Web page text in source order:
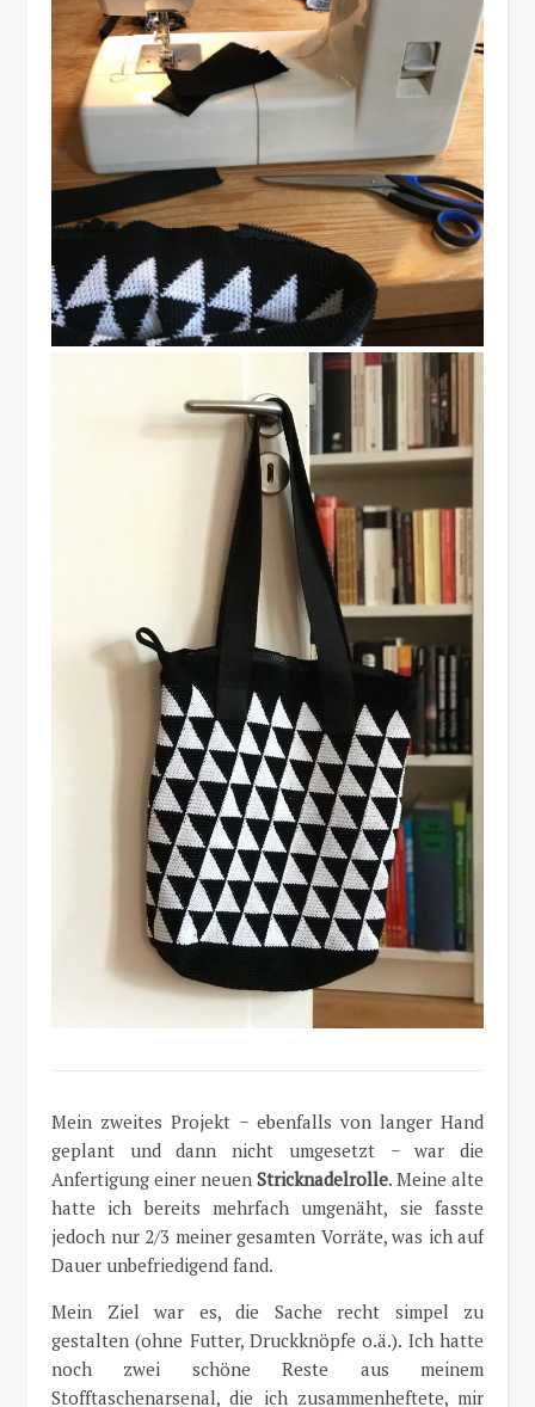
Mein zweites Projekt − ebenfalls von langer Hand
geplant und dann nicht umgesetzt − war die
Anfertigung einer neuen Stricknadelrolle. Meine alte
hatte ich bereits mehrfach umgenäht, sie fasste
jedoch nur 2/3 meiner gesamten Vorräte, was ich auf
Dauer unbefriedigend fand.
Mein Ziel war es, die Sache recht simpel zu
gestalten (ohne Futter, Druckknöpfe o.ä.). Ich hatte
noch zwei schöne Reste aus meinem
Stofftaschenarsenal, die ich zusammenheftete, mir